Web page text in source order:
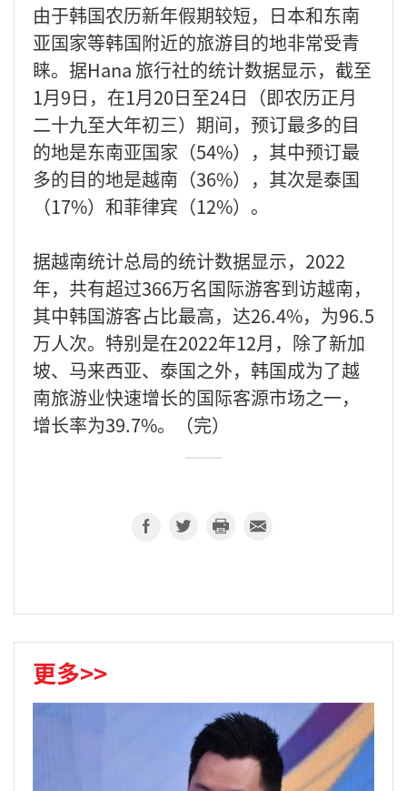
由于韩国农历新年假期较短，日本和东南
亚国家等韩国附近的旅游目的地非常受青
睐。据Hana 旅行社的统计数据显示，截至
1月9日，在1月20日至24日（即农历正月
二十九至大年初三）期间，预订最多的目
的地是东南亚国家（54%），其中预订最
多的目的地是越南（36%），其次是泰国
（17%）和菲律宾（12%）。
据越南统计总局的统计数据显示，2022
年，共有超过366万名国际游客到访越南，
其中韩国游客占比最高，达26.4%，为96.5
万人次。特别是在2022年12月，除了新加
坡、马来西亚、泰国之外，韩国成为了越
南旅游业快速增长的国际客源市场之一，
增长率为39.7%。（完）
更多>>